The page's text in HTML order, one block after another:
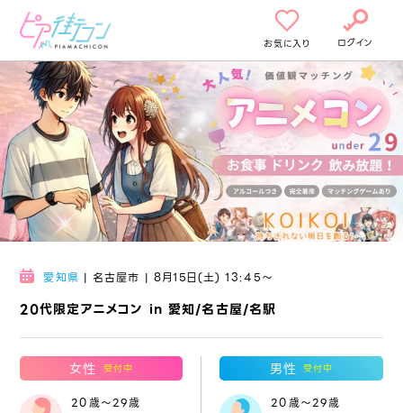
お気に入り ログイン
20代限定アニメコン in 愛知/名古屋/名駅
愛知県 | 名古屋市 | 8月15日(土) 13:45〜
女性 受付中
20歳～29歳
男性 受付中
20歳～29歳